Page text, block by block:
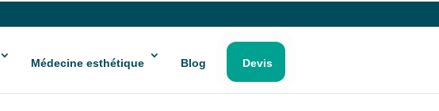
Médecine esthétique Blog Devis